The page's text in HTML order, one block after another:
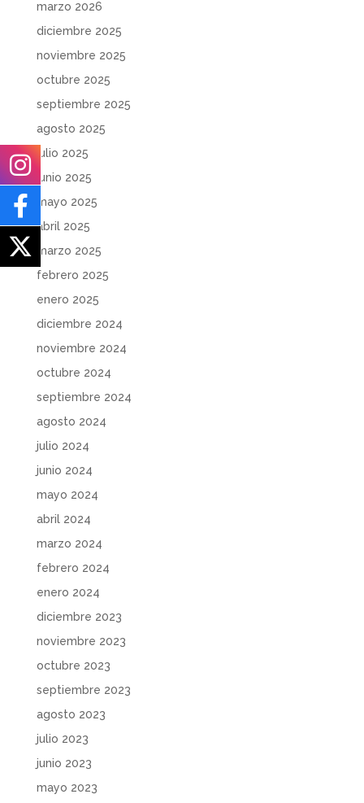
marzo 2026
diciembre 2025
noviembre 2025
octubre 2025
septiembre 2025
agosto 2025
julio 2025
junio 2025
mayo 2025
abril 2025
marzo 2025
febrero 2025
enero 2025
diciembre 2024
noviembre 2024
octubre 2024
septiembre 2024
agosto 2024
julio 2024
junio 2024
mayo 2024
abril 2024
marzo 2024
febrero 2024
enero 2024
diciembre 2023
noviembre 2023
octubre 2023
septiembre 2023
agosto 2023
julio 2023
junio 2023
mayo 2023